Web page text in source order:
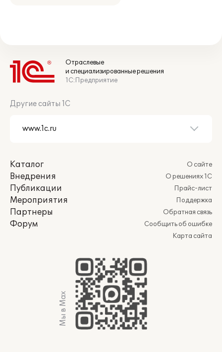
Отраслевые
и специализированные решения
1С:Предприятие
Другие сайты 1С
Каталог
Внедрения
Публикации
Мероприятия
Партнеры
Форум
О сайте
О решениях 1С
Прайс-лист
Поддержка
Обратная связь
Сообщить об ошибке
Карта сайта
Мы в Max